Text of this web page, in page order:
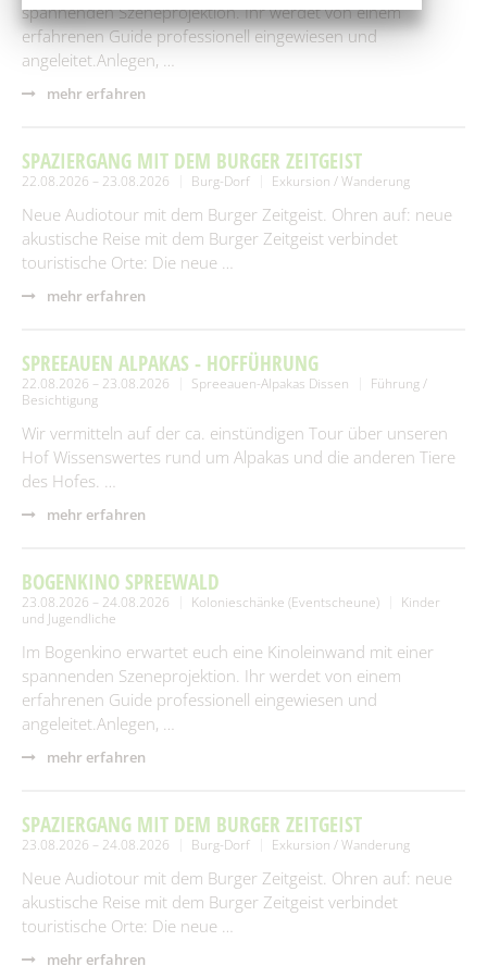
spannenden Szeneprojektion. Ihr werdet von einem
erfahrenen Guide professionell eingewiesen und
angeleitet.Anlegen, …
mehr erfahren
SPAZIERGANG MIT DEM BURGER ZEITGEIST
22.08.2026 – 23.08.2026 Burg-Dorf Exkursion / Wanderung
Neue Audiotour mit dem Burger Zeitgeist. Ohren auf: neue
akustische Reise mit dem Burger Zeitgeist verbindet
touristische Orte: Die neue …
mehr erfahren
SPREEAUEN ALPAKAS - HOFFÜHRUNG
22.08.2026 – 23.08.2026 Spreeauen-Alpakas Dissen
Führung /
Besichtigung
Wir vermitteln auf der ca. einstündigen Tour über unseren
Hof Wissenswertes rund um Alpakas und die anderen Tiere
des Hofes. …
mehr erfahren
BOGENKINO SPREEWALD
23.08.2026 – 24.08.2026 Kolonieschänke (Eventscheune)
Kinder
und Jugendliche
Im Bogenkino erwartet euch eine Kinoleinwand mit einer
spannenden Szeneprojektion. Ihr werdet von einem
erfahrenen Guide professionell eingewiesen und
angeleitet.Anlegen, …
mehr erfahren
SPAZIERGANG MIT DEM BURGER ZEITGEIST
23.08.2026 – 24.08.2026 Burg-Dorf Exkursion / Wanderung
Neue Audiotour mit dem Burger Zeitgeist. Ohren auf: neue
akustische Reise mit dem Burger Zeitgeist verbindet
touristische Orte: Die neue …
mehr erfahren